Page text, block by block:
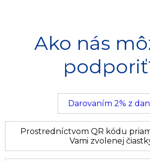
Ako nás
Darovaním 2% z
Prostredníctvom QR kódu
Vami zvolenej